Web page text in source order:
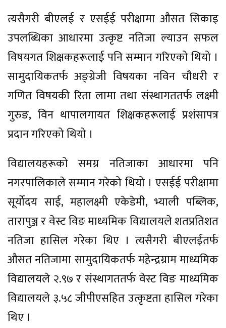
त्यसैगरी बीएलई र एसईई परीक्षामा औसत सिकाइ
उपलब्धिका आधारमा उत्कृष्ट नतिजा ल्याउन सफल
विषयगत शिक्षकहरूलाई पनि सम्मान गरिएको थियो ।
सामुदायिकतर्फ अङ्ग्रेजी विषयका नविन चौधरी र
गणित विषयकी रिता लामा तथा संस्थागततर्फ लक्ष्मी
गुरुङ, विन थापालगायत शिक्षकहरूलाई प्रशंसापत्र
प्रदान गरिएको थियो ।
विद्यालयहरूको समग्र नतिजाका आधारमा पनि
नगरपालिकाले सम्मान गरेको थियो । एसईई परीक्षामा
सूर्योदय साई, महालक्ष्मी एकेडेमी, भ्याली पब्लिक,
तारापुञ्ज र वेस्ट विङ माध्यमिक विद्यालयले शतप्रतिशत
नतिजा हासिल गरेका थिए । त्यसैगरी बीएलईतर्फ
औसत नतिजामा सामुदायिकतर्फ महेन्द्रग्राम माध्यमिक
विद्यालयले २.९७ र संस्थागततर्फ वेस्ट विङ माध्यमिक
विद्यालयले ३.५८ जीपीएसहित उत्कृष्टता हासिल गरेका
थिए ।